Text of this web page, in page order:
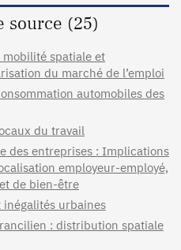
source (25)
mobilité spatiale et
du marché de l’emploi
automobiles des
du travail
des entreprises : Implications
employeur-employé,
de bien-être
urbaines
: distribution spatiale